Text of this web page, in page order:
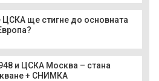
ЦСКА ще стигне до основната
и ЦСКА Москва – стана
+ СНИМКА